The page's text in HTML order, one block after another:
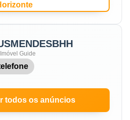
Guide
todos os anúncios